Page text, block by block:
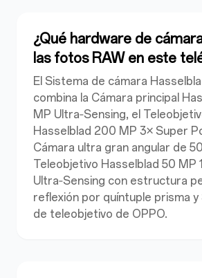
¿Qué hardware de
las fotos RAW en este
El Sistema de cámara
combina la Cámara principal
MP Ultra‑Sensing, el
Hasselblad 200 MP 3× Super
Cámara ultra gran angular de
Teleobjetivo Hasselblad 50 MP
Ultra‑Sensing con estructura
reflexión por quíntuple prisma
de teleobjetivo de OPPO.